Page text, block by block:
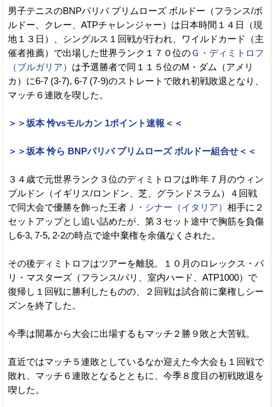
男子テニスのBNPパリバ プリムローズ ボルドー（フランス/ボ
ルドー、クレー、ATPチャレンジャー）は日本時間１４日（現
地１３日）、シングルス１回戦が行われ、ワイルドカード（主
催者推薦）で出場した世界ランク１７０位のＧ・ディミトロフ
（ブルガリア） は予選勝者で同１１５位のM・ダム（アメリ
カ）に6-7 (3-7), 6-7 (7-9)のストレートで敗れ初戦敗退となり、
マッチ６連敗を喫した。
＞＞坂本 怜vsモルカン 1ポイント速報＜＜
＞＞坂本 怜ら BNPパリバ プリムローズ ボルドー組合せ＜＜
３４歳で元世界ランク３位のディミトロフは昨年７月のウィン
ブルドン（イギリス/ロンドン、芝、グランドスラム）４回戦
で同大会で優勝を飾った王者 Ｊ・シナー（イタリア） 相手に２
セットアップとし追い詰めたが、第３セット途中で胸筋を負傷
し6-3, 7-5, 2-2の時点で途中棄権を余儀なくされた。
その後ディミトロフはツアーを離脱。１０月のロレックス・パ
リ・マスターズ（フランス/パリ、室内ハード、ATP1000）で
復帰し１回戦に勝利したものの、２回戦は試合前に棄権しシー
ズンを終了した。
今季は開幕から大会に出場するもマッチ２勝９敗と大苦戦。
直近ではマッチ５連敗としているなか迎えた今大会も１回戦で
敗れ、マッチ６連敗となるとともに、今季８度目の初戦敗退を
喫した。